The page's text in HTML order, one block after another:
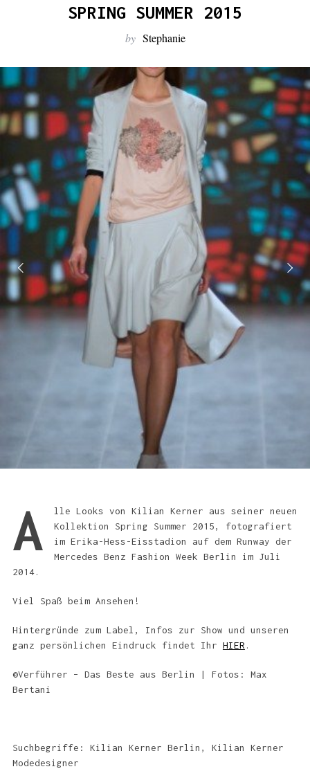
:
SPRING SUMMER 2015
by Stephanie
A
lle Looks von Kilian Kerner aus seiner neuen
Kollektion Spring Summer 2015, fotografiert
im Erika-Hess-Eisstadion auf dem Runway der
Mercedes Benz Fashion Week Berlin im Juli
2014.
Viel Spaß beim Ansehen!
Hintergründe zum Label, Infos zur Show und unseren
ganz persönlichen Eindruck findet Ihr HIER .
©Verführer – Das Beste aus Berlin | Fotos: Max
Bertani
Suchbegriffe: Kilian Kerner Berlin, Kilian Kerner
Modedesigner